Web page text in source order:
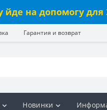
йде на допомогу для
Гарантия и возврат
Новинки